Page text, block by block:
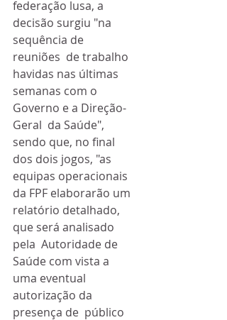
federação lusa, a
decisão surgiu "na
sequência de
reuniões  de trabalho
havidas nas últimas
semanas com o
Governo e a Direção-
Geral  da Saúde",
sendo que, no final
dos dois jogos, "as
equipas operacionais
da FPF elaborarão um
relatório detalhado,
que será analisado
pela  Autoridade de
Saúde com vista a
uma eventual
autorização da
presença de  público